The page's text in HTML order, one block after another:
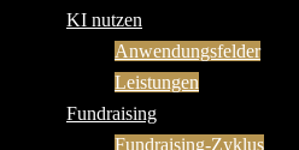
KI nutzen
Anwendungsfelder
Leistungen
Fundraising
Fundraising-Zyklus